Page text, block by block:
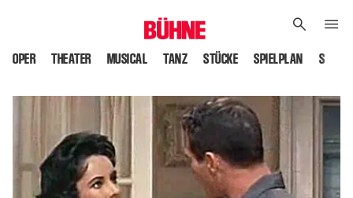
OPER THEATER MUSICAL TANZ STÜCKE SPIELPLAN